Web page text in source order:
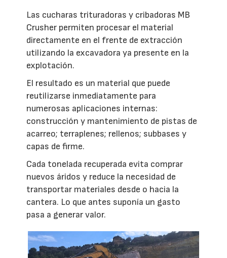
Las cucharas trituradoras y cribadoras MB
Crusher permiten procesar el material
directamente en el frente de extracción
utilizando la excavadora ya presente en la
explotación.
El resultado es un material que puede
reutilizarse inmediatamente para
numerosas aplicaciones internas:
construcción y mantenimiento de pistas de
acarreo; terraplenes; rellenos; subbases y
capas de firme.
Cada tonelada recuperada evita comprar
nuevos áridos y reduce la necesidad de
transportar materiales desde o hacia la
cantera. Lo que antes suponía un gasto
pasa a generar valor.